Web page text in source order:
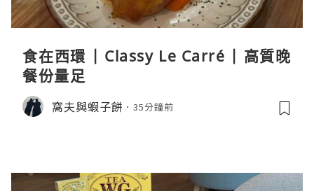
食在西環 | Classy Le Carré | 高質晚
餐份量足
窩夫與蝦子餅 35分鐘前